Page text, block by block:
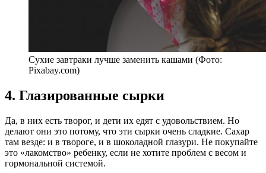
Сухие завтраки лучше заменить кашами (Фото:
Pixabay.com)
4. Глазированные сырки
Да, в них есть творог, и дети их едят с удовольствием. Но
делают они это потому, что эти сырки очень сладкие. Сахар
там везде: и в твороге, и в шоколадной глазури. Не покупайте
это «лакомство» ребенку, если не хотите проблем с весом и
гормональной системой.